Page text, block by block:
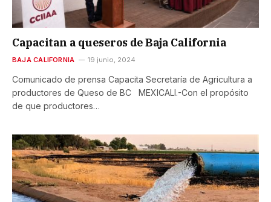
Capacitan a queseros de Baja California
BAJA CALIFORNIA 19 junio, 2024
Comunicado de prensa Capacita Secretaría de Agricultura a
productores de Queso de BC MEXICALI.-Con el propósito
de que productores…